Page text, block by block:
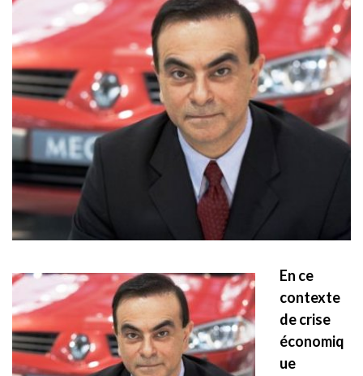
En ce
contexte
de crise
économiq
ue